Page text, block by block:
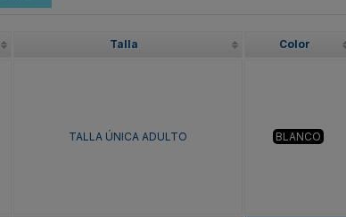
Talla Color
TALLA ÚNICA ADULTO BLANCO